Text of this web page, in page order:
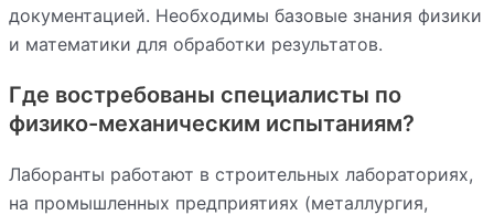
документацией. Необходимы базовые знания физики
и математики для обработки результатов.
Где востребованы специалисты по
физико-механическим испытаниям?
Лаборанты работают в строительных лабораториях,
на промышленных предприятиях (металлургия,